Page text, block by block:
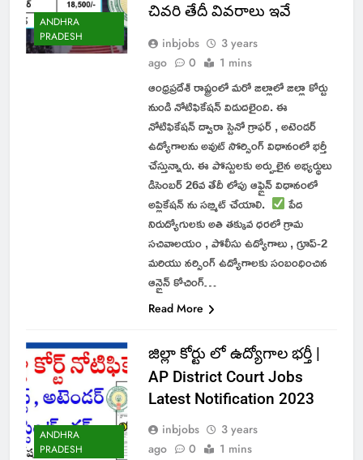
ANDHRA
PRADESH
చివరి తేదీ వివరాలు ఇవే
inbjobs
3 years
ago
0 1 mins
ఆంధ్రప్రదేశ్ రాష్ట్రంలో మరో జిల్లాలో జిల్లా కోర్టు
నుండి నోటిఫికేషన్ విడుదలైంది. ఈ
నోటిఫికేషన్ ద్వారా స్టెనో గ్రాఫర్ , అటెండర్
ఉద్యోగాలను అవుట్ సోర్సింగ్ విధానంలో భర్తీ
చేస్తున్నారు. ఈ పోస్టులకు అర్హులైన అభ్యర్థులు
డిసెంబర్ 26వ తేదీ లోపు ఆఫ్లైన్ విధానంలో
అప్లికేషన్ ను సబ్మిట్ చేయాలి.
పేద
నిరుద్యోగులకు అతి తక్కువ ధరలో గ్రామ
సచివాలయం , పోలీసు ఉద్యోగాలు , గ్రూప్-2
మరియు నర్సింగ్ ఉద్యోగాలకు సంబంధించిన
ఆన్లైన్ కోచింగ్…
Read More
ANDHRA
PRADESH
జిల్లా కోర్టు లో ఉద్యోగాల భర్తీ |
AP District Court Jobs
Latest Notification 2023
inbjobs
3 years
ago
0 1 mins